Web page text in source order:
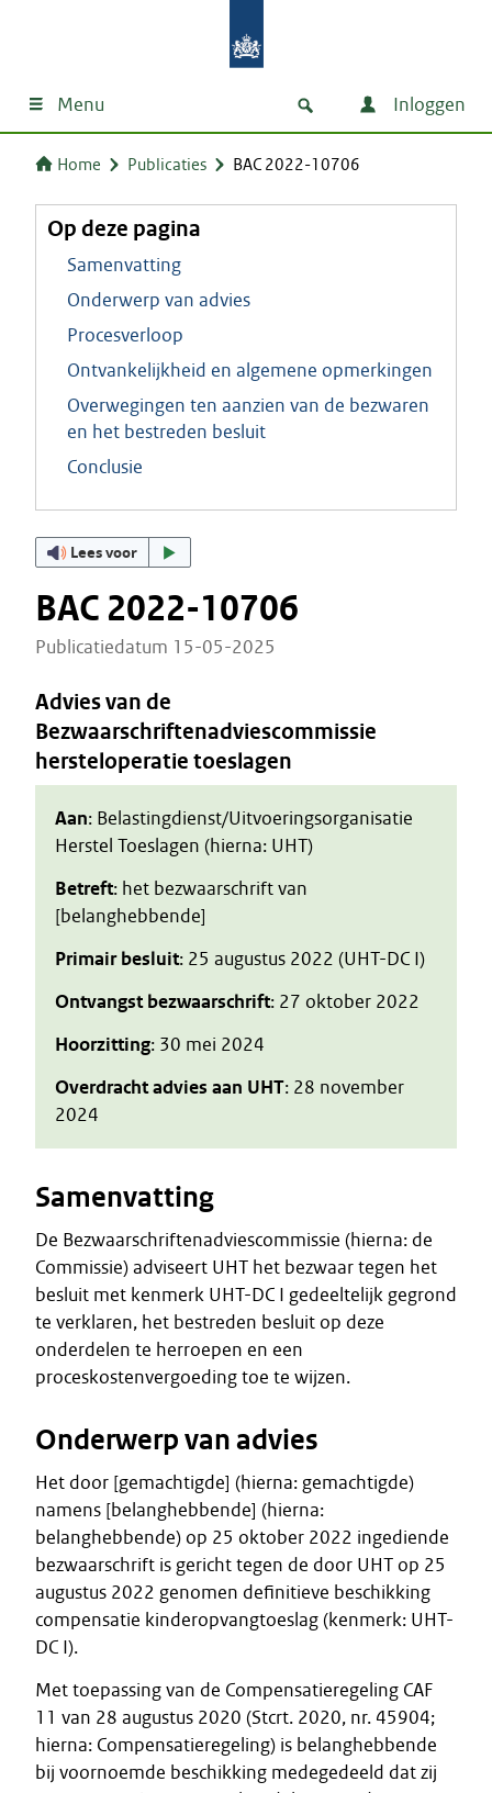
Menu Inloggen
Home Publicaties BAC 2022-10706
Op deze pagina
Samenvatting
Onderwerp van advies
Procesverloop
Ontvankelijkheid en algemene opmerkingen
Overwegingen ten aanzien van de bezwaren
en het bestreden besluit
Conclusie
Lees voor
BAC 2022-10706
Publicatiedatum 15-05-2025
Advies van de
Bezwaarschriftenadviescommissie
hersteloperatie toeslagen
Aan: Belastingdienst/Uitvoeringsorganisatie
Herstel Toeslagen (hierna: UHT)
Betreft: het bezwaarschrift van
[belanghebbende]
Primair besluit: 25 augustus 2022 (UHT-DC I)
Ontvangst bezwaarschrift: 27 oktober 2022
Hoorzitting: 30 mei 2024
Overdracht advies aan UHT: 28 november
2024
Samenvatting
De Bezwaarschriftenadviescommissie (hierna: de
Commissie) adviseert UHT het bezwaar tegen het
besluit met kenmerk UHT-DC I gedeeltelijk gegrond
te verklaren, het bestreden besluit op deze
onderdelen te herroepen en een
proceskostenvergoeding toe te wijzen.
Onderwerp van advies
Het door [gemachtigde] (hierna: gemachtigde)
namens [belanghebbende] (hierna:
belanghebbende) op 25 oktober 2022 ingediende
bezwaarschrift is gericht tegen de door UHT op 25
augustus 2022 genomen definitieve beschikking
compensatie kinderopvangtoeslag (kenmerk: UHT-
DC I).
Met toepassing van de Compensatieregeling CAF
11 van 28 augustus 2020 (Stcrt. 2020, nr. 45904;
hierna: Compensatieregeling) is belanghebbende
bij voornoemde beschikking medegedeeld dat zij